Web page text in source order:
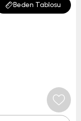
Beden Tablosu